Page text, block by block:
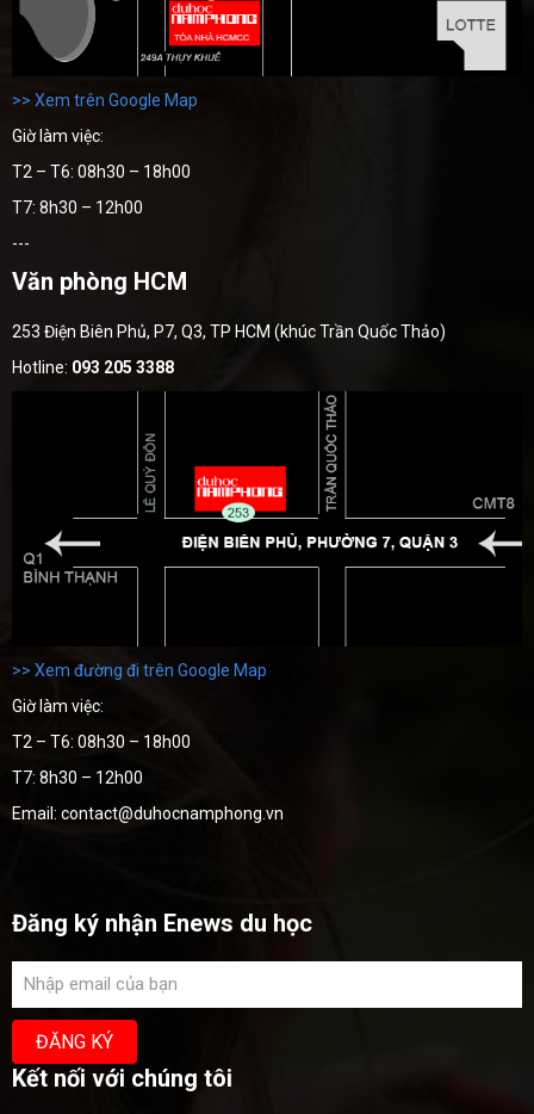
>> Xem trên Google Map
Giờ làm việc:
T2 – T6: 08h30 – 18h00
T7: 8h30 – 12h00
---
Văn phòng HCM
253 Điện Biên Phủ, P7, Q3, TP HCM (khúc Trần Quốc Thảo)
Hotline: 093 205 3388
>> Xem đường đi trên Google Map
Giờ làm việc:
T2 – T6: 08h30 – 18h00
T7: 8h30 – 12h00
Email: contact@duhocnamphong.vn
Đăng ký nhận Enews du học
Kết nối với chúng tôi